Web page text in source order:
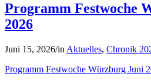
Programm Festwoche
2026
Juni 15, 2026/in Aktuelles, Chronik
Programm Festwoche Würzburg Juni